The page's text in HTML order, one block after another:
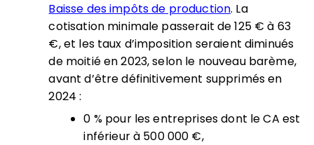
Baisse des impôts de production. La
cotisation minimale passerait de 125 € à 63
€, et les taux d’imposition seraient diminués
de moitié en 2023, selon le nouveau barème,
avant d’être définitivement supprimés en
2024 :
0 % pour les entreprises dont le CA est
inférieur à 500 000 €,